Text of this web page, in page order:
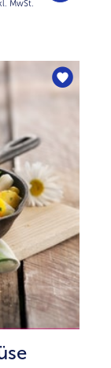
MwSt.